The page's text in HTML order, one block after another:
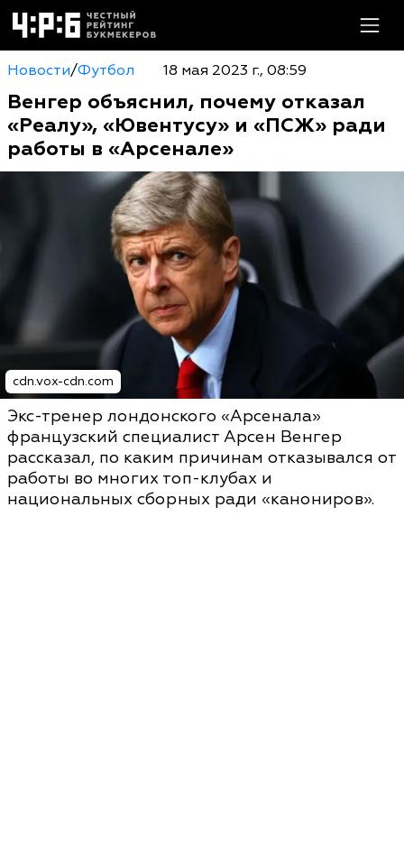
Новости/Футбол 18 мая 2023 г., 08:59
Венгер объяснил, почему отказал
«Реалу», «Ювентусу» и «ПСЖ» ради
работы в «Арсенале»
cdn.vox-cdn.com
Экс-тренер лондонского «Арсенала»
французский специалист Арсен Венгер
рассказал, по каким причинам отказывался от
работы во многих топ-клубах и
национальных сборных ради «канониров».